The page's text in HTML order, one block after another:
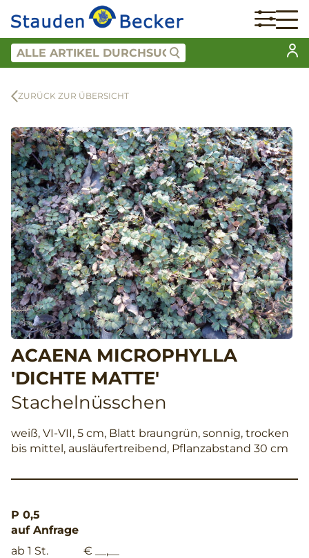
ZURÜCK ZUR ÜBERSICHT
ACAENA MICROPHYLLA
'DICHTE MATTE'
Stachelnüsschen
weiß, VI-VII, 5 cm, Blatt braungrün, sonnig, trocken
bis mittel, ausläufertreibend, Pflanzabstand 30 cm
P 0,5
auf Anfrage
ab 1 St.
€ __,__